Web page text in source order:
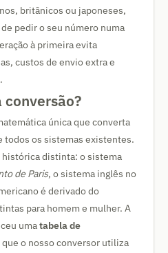
britânicos ou japoneses,
pedir o seu número numa
à primeira evita
custos de envio extra e
conversão?
única que converta
todos os sistemas existentes.
distinta: o sistema
de Paris, o sistema inglês no
é derivado do
para homem e mulher. A
umatabela de
que o nosso conversor utiliza